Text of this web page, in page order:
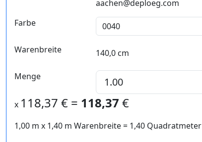
aachen@deploeg.com
Farbe
Warenbreite 140,0 cm
Menge
x 118,37 € = 118,37 €
1,00 m x 1,40 m Warenbreite = 1,40 Quadratmeter